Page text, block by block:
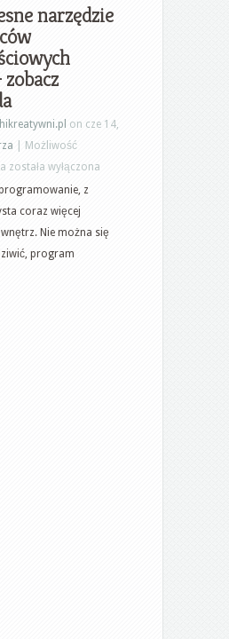
narzędzie
on cze 14,
Możliwość
Nowoczesne
narzędzie
dla
twórców
przyszłościowych
została wyłączona
z
coraz więcej
Nie można się
program